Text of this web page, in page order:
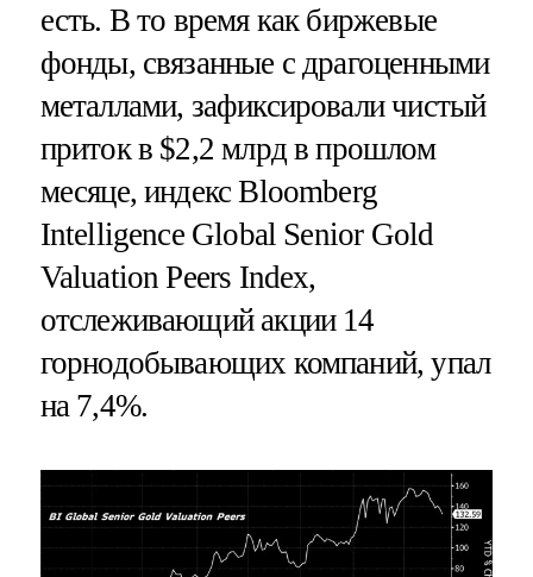
есть. В то время как биржевые
фонды, связанные с драгоценными
металлами, зафиксировали чистый
приток в $2,2 млрд в прошлом
месяце, индекс Bloomberg
Intelligence Global Senior Gold
Valuation Peers Index,
отслеживающий акции 14
горнодобывающих компаний, упал
на 7,4%.